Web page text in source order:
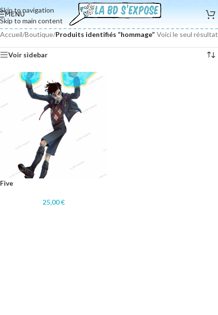
Skip to navigation
Skip to main content
MENU
Accueil/Boutique/Produits identifiés “hommage” Voici le seul résultat
Voir sidebar
Five
25,00€